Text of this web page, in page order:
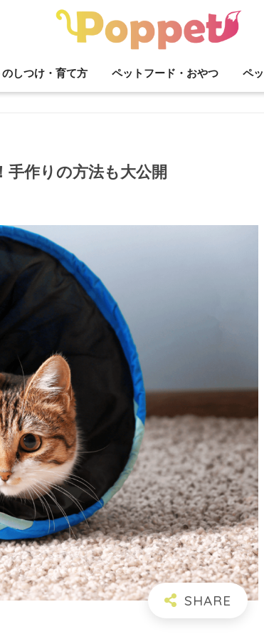
しつけ・育て方 ペットフード・おやつ ペ
作りの方法も大公開